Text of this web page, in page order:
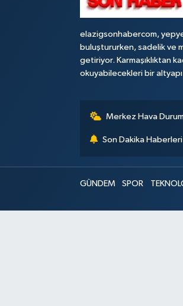
elazigsonhabercom,
buluştururken, sadelik ve
getiriyor. Karmaşıklıktan
okuyabilecekleri bir
Merkez Hava
Son Dakika Haberleri
GÜNDEM SPOR